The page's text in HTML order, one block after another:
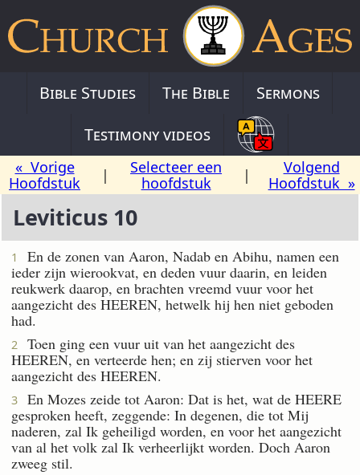
Bible Studies The Bible
Sermons
Testimony videos
« Vorige
Hoofdstuk
|
Selecteer een
hoofdstuk
|
Volgend
Hoofdstuk »
Leviticus 10
1
En de zonen van Aaron, Nadab en Abihu, namen een
ieder zijn wierookvat, en deden vuur daarin, en leiden
reukwerk daarop, en brachten vreemd vuur voor het
aangezicht des HEEREN, hetwelk hij hen niet geboden
had.
2
Toen ging een vuur uit van het aangezicht des
HEEREN, en verteerde hen; en zij stierven voor het
aangezicht des HEEREN.
3
En Mozes zeide tot Aaron: Dat is het, wat de HEERE
gesproken heeft, zeggende: In degenen, die tot Mij
naderen, zal Ik geheiligd worden, en voor het aangezicht
van al het volk zal Ik verheerlijkt worden. Doch Aaron
zweeg stil.